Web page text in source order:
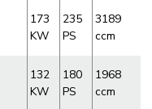
173
KW
235
PS
3189
ccm
132
KW
180
PS
1968
ccm